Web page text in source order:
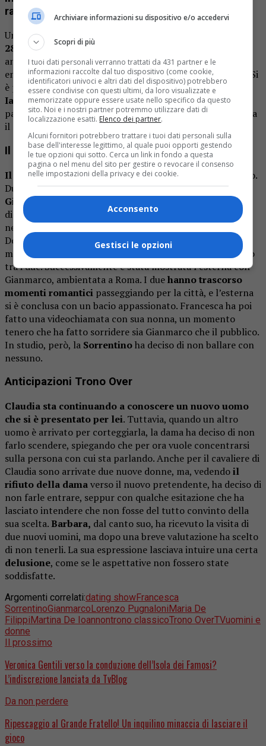
raccontato alcuni aneddoti del tronista
Un momento particolare è stato l’arrivo di
28enne romanoin studio, che ha raccontato alcuni
aneddoti personali del tronista, contribuendo a far
emergere un lato più spontaneo e autentico del ragazzo. Si
è poi scoperto che per l’ex corteggiatore di Martina De
Iannonsono arrivate oltre 8000 richieste di
partecipazione, un numero impressionante che testimonia
il grande interesse nei suoi confronti.
Il percorso in salita di Francesca
Il percorso di Francescasi è rivelato molto movimentato.
Durante la registrazione, è stato mostrato un video in cui
Gianluca
, uno dei suoi corteggiatori, si reca nel camerino
di Francesca per
chiarire i dubbiche lei aveva espresso
nella puntata precedente riguardo al suo reale interesse.
Dopo una discussione, la tronista ha ammesso che i
malintesi sono stati superati, ristabilendo un clima sereno
tra i due. Successivamente è stata mostrata l’esterna con
Gianmarco, ambientata a Roma. I duehanno trascorso
momenti romantici passeggiando per la città, e l’esterna
si è conclusa con un bacio appassionato. Francesca ha poi
fatto una videochiamata con sua nonna, un momento
tenero che ha fatto sorridere sia Gianmarco che il pubblico.
In studio, però, la Sorrentinoha deciso di non ballare con
nessuno.
Anticipazioni Trono Over
Claudia sta continuando a conoscere un nuovo uomo
che si è presentato per lei. Tuttavia, quando un altro
uomo è arrivato per corteggiarla, la dama ha deciso di non
farlo scendere, spiegando che per ora vuole concentrarsi
sulla persona con cui sta parlando. Anche per il cavaliere di
Claudia sono arrivate due nuove donne, ma, vedendoil
rifiuto della damaverso il nuovo pretendente, ha deciso di
non farle entrare, seppur con qualche esitazione che ha
lasciato intendere che non fosse del tutto convinto della
sua scelta. Barbara, dal canto suo, ha ricevuto la visita di
due nuovi uomini, ma dopo una breve valutazione ha scelto
di non tenerli. La sua espressione lasciava intuire una certa
delusione, come se le aspettative non fossero state
soddisfatte.
Argomenti correlati:dating showFrancesca
SorrentinoGianmarco Lorenzo Pugnaloni Maria De
Filippi Martina De Ioannontrono classicoTrono OverTVuomini e
donne
Il prossimo
Veronica Gentili verso la conduzione dell’Isola dei Famosi?
L’indiscrezione lanciata da TvBlog
Da non perdere
Ripescaggio al Grande Fratello! Un inquilino minaccia di lasciare il
gioco
Archiviare informazioni su dispositivo e/o accedervi
Scopri di più
I tuoi dati personali verranno trattati da 431 partner e le
informazioni raccolte dal tuo dispositivo (come cookie,
identificatori univoci e altri dati del dispositivo) potrebbero
essere condivise con questi ultimi, da loro visualizzate e
memorizzate oppure essere usate nello specifico da questo
sito. Noi e i nostri partner potremmo utilizzare dati di
localizzazione esatti. Elenco dei partner.
Alcuni fornitori potrebbero trattare i tuoi dati personali sulla
base dell'interesse legittimo, al quale puoi opporti gestendo
le tue opzioni qui sotto. Cerca un link in fondo a questa
pagina o nel menu del sito per gestire o revocare il consenso
nelle impostazioni della privacy e dei cookie.
Acconsento
Gestisci le opzioni